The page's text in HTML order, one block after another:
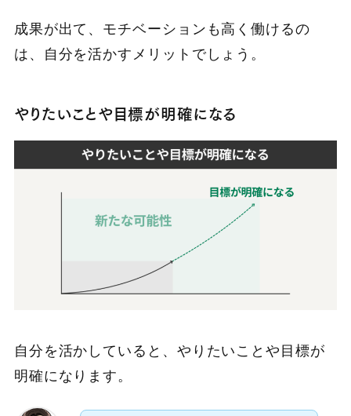
成果が出て、モチベーションも高く働けるの
は、自分を活かすメリットでしょう。
やりたいことや目標が明確になる
自分を活かしていると、やりたいことや目標が
明確になります。